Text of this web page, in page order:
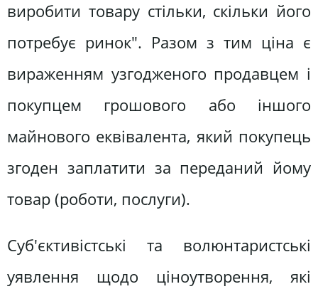
виробити товару стільки, скільки його
потребує ринок". Разом з тим ціна є
вираженням узгодженого продавцем і
покупцем грошового або іншого
майнового еквівалента, який покупець
згоден заплатити за переданий йому
товар (роботи, послуги).
Суб'єктивістські та волюнтаристські
уявлення щодо ціноутворення, які